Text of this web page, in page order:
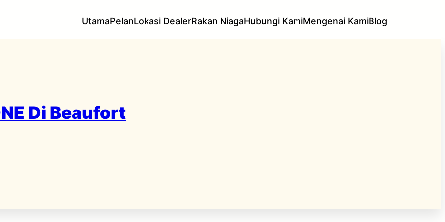
UtamaPelanLokasi DealerRakan NiagaHubungi KamiMengenai KamiBlog
Di Beaufort